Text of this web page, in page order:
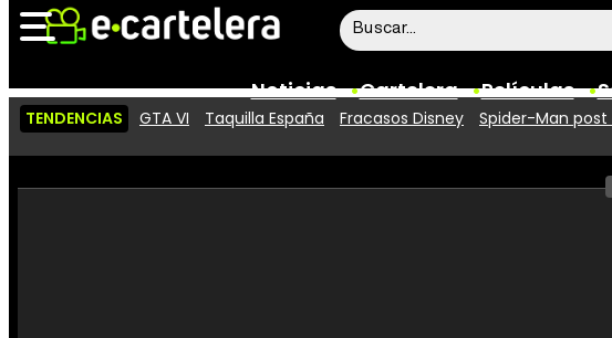
Noticias Cartelera Películas
Vídeos
Taquilla
TENDENCIAS GTA VI Taquilla España Fracasos Disney Spider-Man